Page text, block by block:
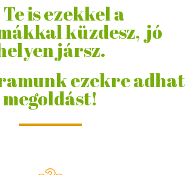
is ezekkel a
küzdesz, jó
jársz.
ezekre adhat
megoldást!